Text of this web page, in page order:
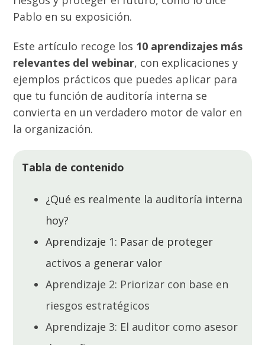
Pablo en su exposición.
Este artículo recoge los 10 aprendizajes más
relevantes del webinar, con explicaciones y
ejemplos prácticos que puedes aplicar para
que tu función de auditoría interna se
convierta en un verdadero motor de valor en
la organización.
Tabla de contenido
¿Qué es realmente la auditoría interna
hoy?
Aprendizaje 1: Pasar de proteger
activos a generar valor
Aprendizaje 2: Priorizar con base en
riesgos estratégicos
Aprendizaje 3: El auditor como asesor